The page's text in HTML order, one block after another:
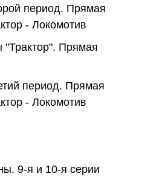
период. Прямая
- Локомотив
"Трактор". Прямая
период. Прямая
- Локомотив
9-я и 10-я серии